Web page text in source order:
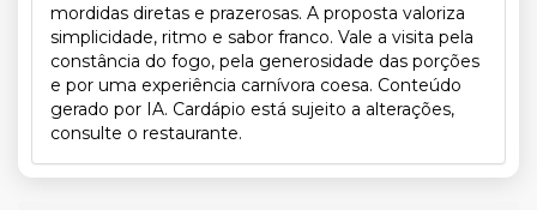
mordidas diretas e prazerosas. A proposta valoriza
simplicidade, ritmo e sabor franco. Vale a visita pela
constância do fogo, pela generosidade das porções
e por uma experiência carnívora coesa. Conteúdo
gerado por IA. Cardápio está sujeito a alterações,
consulte o restaurante.